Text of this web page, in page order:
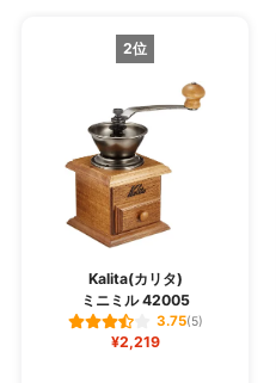
2位
Kalita(カリタ)
ミニミル 42005
3.75(5)
¥2,219